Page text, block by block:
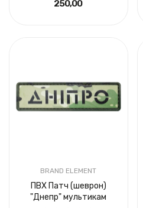
250,00 ₴
BRAND ELEMENT
ПВХ Патч (шеврон)
"Днепр" мультикам